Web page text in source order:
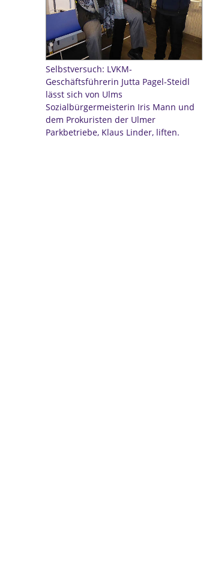
Selbstversuch: LVKM-
Geschäftsführerin Jutta Pagel-Steidl
lässt sich von Ulms
Sozialbürgermeisterin Iris Mann und
dem Prokuristen der Ulmer
Parkbetriebe, Klaus Linder, liften.